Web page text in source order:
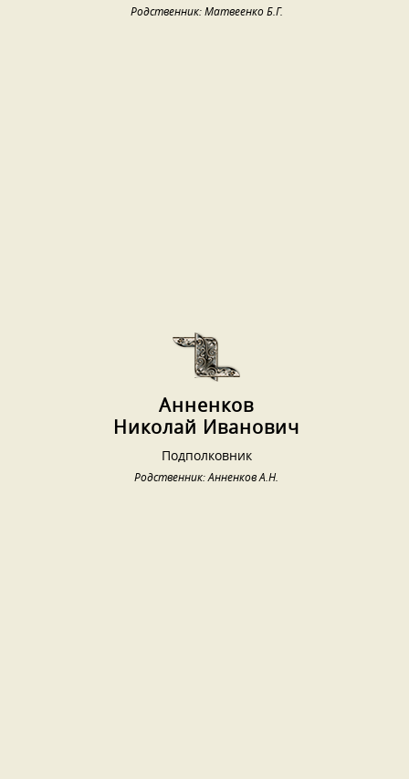
Родственник: Матвеенко Б.Г.
Анненков
Николай Иванович
Подполковник
Родственник: Анненков А.Н.